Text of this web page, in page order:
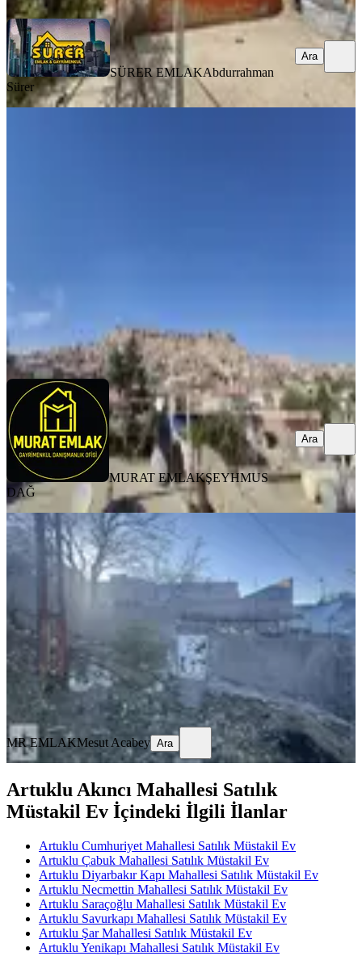
SÜRER EMLAKAbdurrahman
Sürer
Ara
MURAT EMLAK ŞEYHMUS DAĞ
Ara
MURAT EMLAKŞEYHMUS
DAĞ
Ara
Mr Tuna Emlak'tan Satılık 3 Odalı
Müstakil Ev
Artuklu, Çabuk Mahallesi
05.06.2025
1.100.000 ₺
MR EMLAKMesut Acabey
MR EMLAKMesut Acabey Ara
Artuklu Akıncı Mahallesi Satılık
Müstakil Ev İçindeki İlgili İlanlar
Artuklu Cumhuriyet Mahallesi Satılık Müstakil Ev
Artuklu Çabuk Mahallesi Satılık Müstakil Ev
Artuklu Diyarbakır Kapı Mahallesi Satılık Müstakil Ev
Artuklu Necmettin Mahallesi Satılık Müstakil Ev
Artuklu Saraçoğlu Mahallesi Satılık Müstakil Ev
Artuklu Savurkapı Mahallesi Satılık Müstakil Ev
Artuklu Şar Mahallesi Satılık Müstakil Ev
Artuklu Yenikapı Mahallesi Satılık Müstakil Ev